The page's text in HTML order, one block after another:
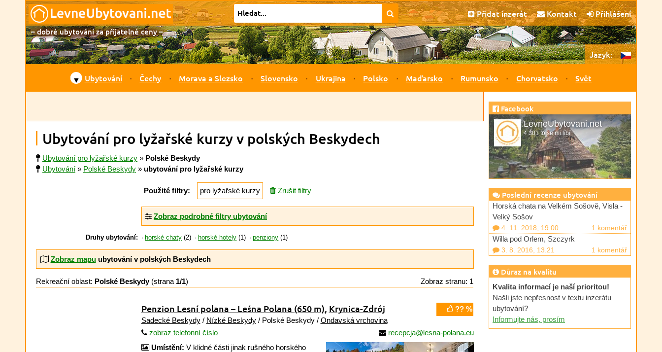
Přidat inzerát Kontakt Přihlášení
– dobré ubytování za přijatelné ceny –
Jazyk:
▼ Ubytování Čechy Morava a Slezsko Slovensko Ukrajina Polsko Maďarsko Rumunsko Chorvatsko Svět
Ubytování pro lyžařské kurzy v polských Beskydech
Ubytování pro lyžařské kurzy » Polské Beskydy
Ubytování » Polské Beskydy » ubytování pro lyžařské kurzy
Použité filtry: pro lyžařské kurzy Zrušit filtry
Zobraz podrobné filtry ubytování
Druhy ubytování: horské chaty (2) horské hotely (1) penziony (1)
Zobraz mapuubytování v polských Beskydech
Rekreační oblast: Polské Beskydy(strana 1/1) Zobraz stranu: 1
?? %
Penzion Lesní polana – Leśna Polana (650 m), Krynica-Zdrój
Sadecké Beskydy/ Nízké Beskydy/ Polské Beskydy / Ondavská vrchovina
zobraz telefonní číslo
recepcja@lesna-polana.eu
Umístění: V klidné části jinak rušného horského
Facebook
LevneUbytovani.net
4 301 to se mi líbí
Poslední recenze ubytování
Horská chata na Velkém Sošově, Visla -
Velký Sošov
4. 11. 2018, 19.00 1 komentář
Willa pod Orlem, Szczyrk
3. 8. 2016, 13.21 1 komentář
Důraz na kvalitu
Kvalita informací je naší prioritou!
Našli jste nepřesnost v textu inzerátu
ubytování?
Informujte nás, prosím